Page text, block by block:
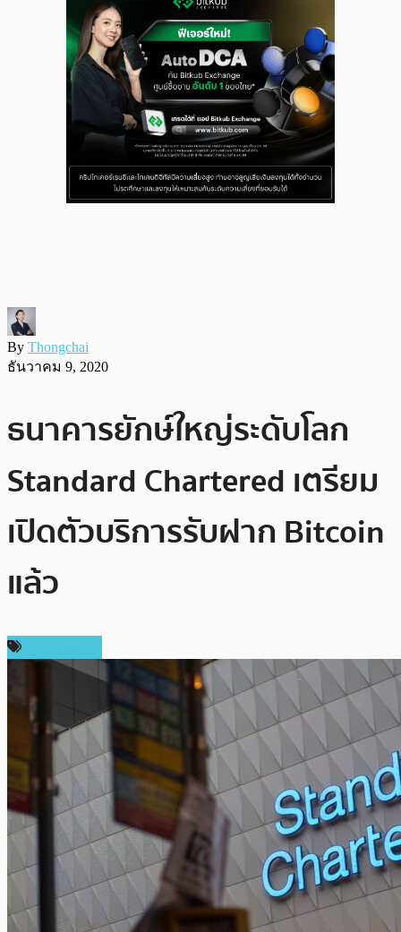
By Thongchai
ธันวาคม 9, 2020
ธนาคารยักษ์ใหญ่ระดับโลก
Standard Chartered เตรียม
เปิดตัวบริการรับฝาก Bitcoin
แล้ว